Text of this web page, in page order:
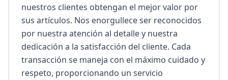
nuestros clientes obtengan el mejor valor por
sus artículos. Nos enorgullece ser reconocidos
por nuestra atención al detalle y nuestra
dedicación a la satisfacción del cliente. Cada
transacción se maneja con el máximo cuidado y
respeto, proporcionando un servicio